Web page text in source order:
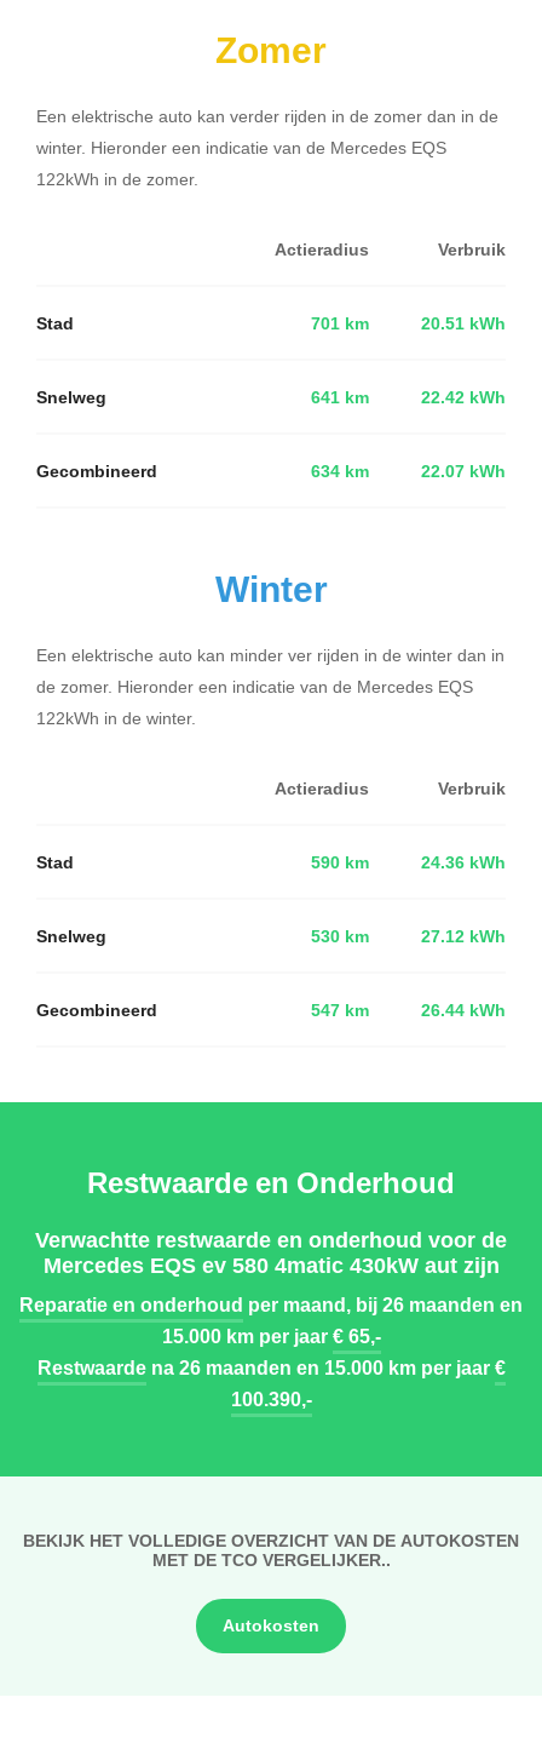
Zomer
Een elektrische auto kan verder rijden in de zomer dan in de
winter. Hieronder een indicatie van de Mercedes EQS
122kWh in de zomer.
Actieradius Verbruik
Stad 701 km 20.51 kWh
Snelweg 641 km 22.42 kWh
Gecombineerd 634 km 22.07 kWh
Winter
Een elektrische auto kan minder ver rijden in de winter dan in
de zomer. Hieronder een indicatie van de Mercedes EQS
122kWh in de winter.
Actieradius Verbruik
Stad 590 km 24.36 kWh
Snelweg 530 km 27.12 kWh
Gecombineerd 547 km 26.44 kWh
Restwaarde en Onderhoud
Verwachtte restwaarde en onderhoud voor de
Mercedes EQS ev 580 4matic 430kW aut zijn
Reparatie en onderhoud per maand, bij 26 maanden en
15.000 km per jaar€ 65,-
Restwaardena 26 maanden en 15.000 km per jaar€
100.390,-
BEKIJK HET VOLLEDIGE OVERZICHT VAN DE AUTOKOSTEN
MET DE TCO VERGELIJKER..
Autokosten